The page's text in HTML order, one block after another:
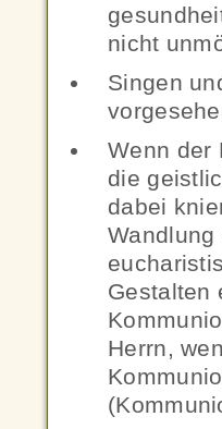
nicht
Singen
Wenn der
die
dabei
Gestalten
Herrn,